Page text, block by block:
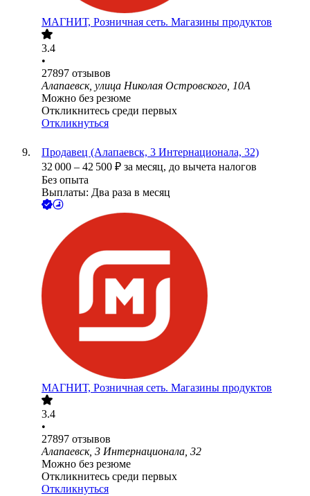
МАГНИТ, Розничная сеть. Магазины продуктов
3.4
•
27897 отзывов
Алапаевск, улица Николая Островского, 10А
Можно без резюме
Откликнитесь среди первых
Откликнуться
Продавец (Алапаевск, 3 Интернационала, 32)
32 000 – 42 500 ₽ за месяц, до вычета налогов
Без опыта
Выплаты: Два раза в месяц
МАГНИТ, Розничная сеть. Магазины продуктов
3.4
•
27897 отзывов
Алапаевск, 3 Интернационала, 32
Можно без резюме
Откликнитесь среди первых
Откликнуться